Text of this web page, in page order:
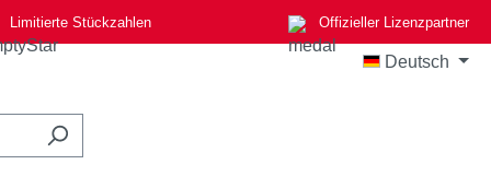
Limitierte Stückzahlen Offizieller Lizenzpartner
Deutsch